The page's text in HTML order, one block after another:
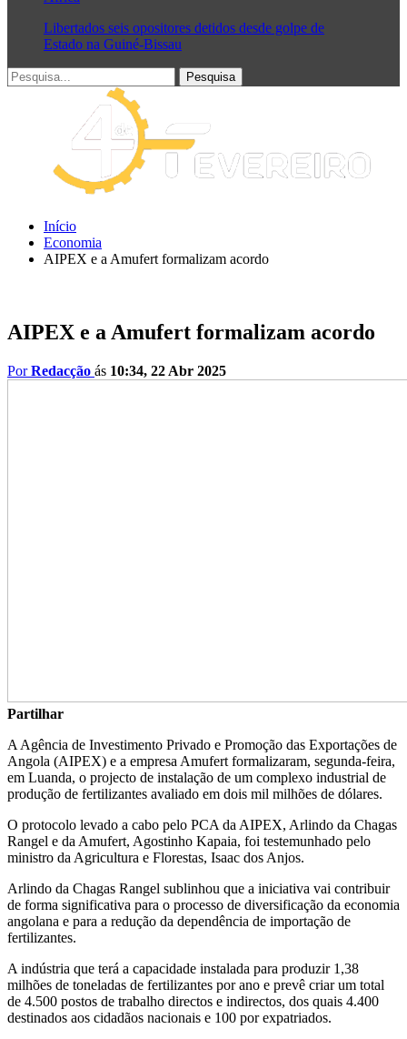
Libertados seis opositores detidos desde golpe de
Estado na Guiné-Bissau
Início
Economia
AIPEX e a Amufert formalizam acordo
AIPEX e a Amufert formalizam acordo
PorRedacção ás 10:34, 22 Abr 2025
Partilhar
A Agência de Investimento Privado e Promoção das Exportações de
Angola (AIPEX) e a empresa Amufert formalizaram, segunda-feira,
em Luanda, o projecto de instalação de um complexo industrial de
produção de fertilizantes avaliado em dois mil milhões de dólares.
O protocolo levado a cabo pelo PCA da AIPEX, Arlindo da Chagas
Rangel e da Amufert, Agostinho Kapaia, foi testemunhado pelo
ministro da Agricultura e Florestas, Isaac dos Anjos.
Arlindo da Chagas Rangel sublinhou que a iniciativa vai contribuir
de forma significativa para o processo de diversificação da economia
angolana e para a redução da dependência de importação de
fertilizantes.
A indústria que terá a capacidade instalada para produzir 1,38
milhões de toneladas de fertilizantes por ano e prevê criar um total
de 4.500 postos de trabalho directos e indirectos, dos quais 4.400
destinados aos cidadãos nacionais e 100 por expatriados.